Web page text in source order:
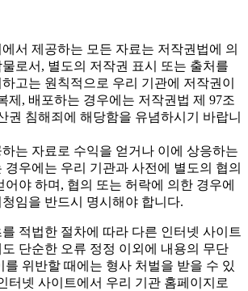
서 제공하는 모든 자료는 저작권법에 의
로서, 별도의 저작권 표시 또는 출처를
고는 원칙적으로 우리 기관에 저작권이
제, 배포하는 경우에는 저작권법 제 97조
권 침해죄에 해당함을 유념하시기 바랍니
는 자료로 수익을 얻거나 이에 상응하는
경우에는 우리 기관과 사전에 별도의 협의
어야 하며, 협의 또는 허락에 의한 경우에
임을 반드시 명시해야 합니다.
적법한 절차에 따라 다른 인터넷 사이트
단순한 오류 정정 이외에 내용의 무단
를 위반할 때에는 형사 처벌을 받을 수 있
터넷 사이트에서 우리 기관 홈페이지로